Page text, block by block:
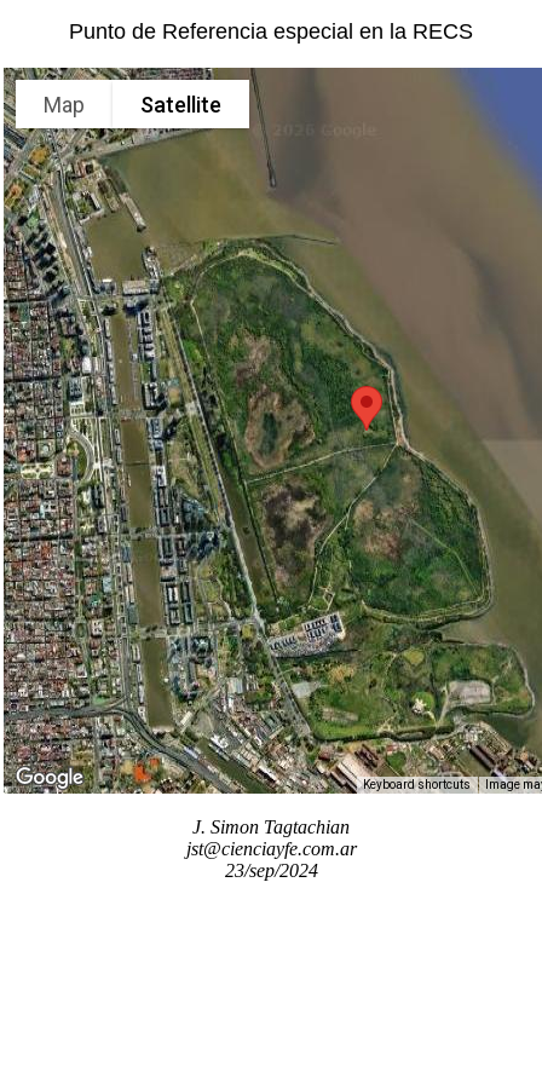
Punto de Referencia especial en la RECS
Map Satellite
Keyboard shortcuts Image
J. Simon Tagtachian
jst@cienciayfe.com.ar
23/sep/2024